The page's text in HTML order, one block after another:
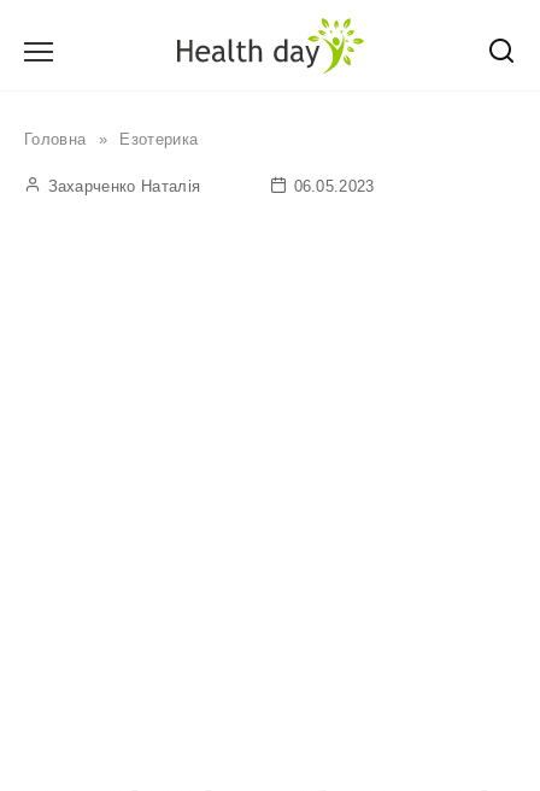
Головна » Езотерика
Захарченко Наталія 06.05.2023